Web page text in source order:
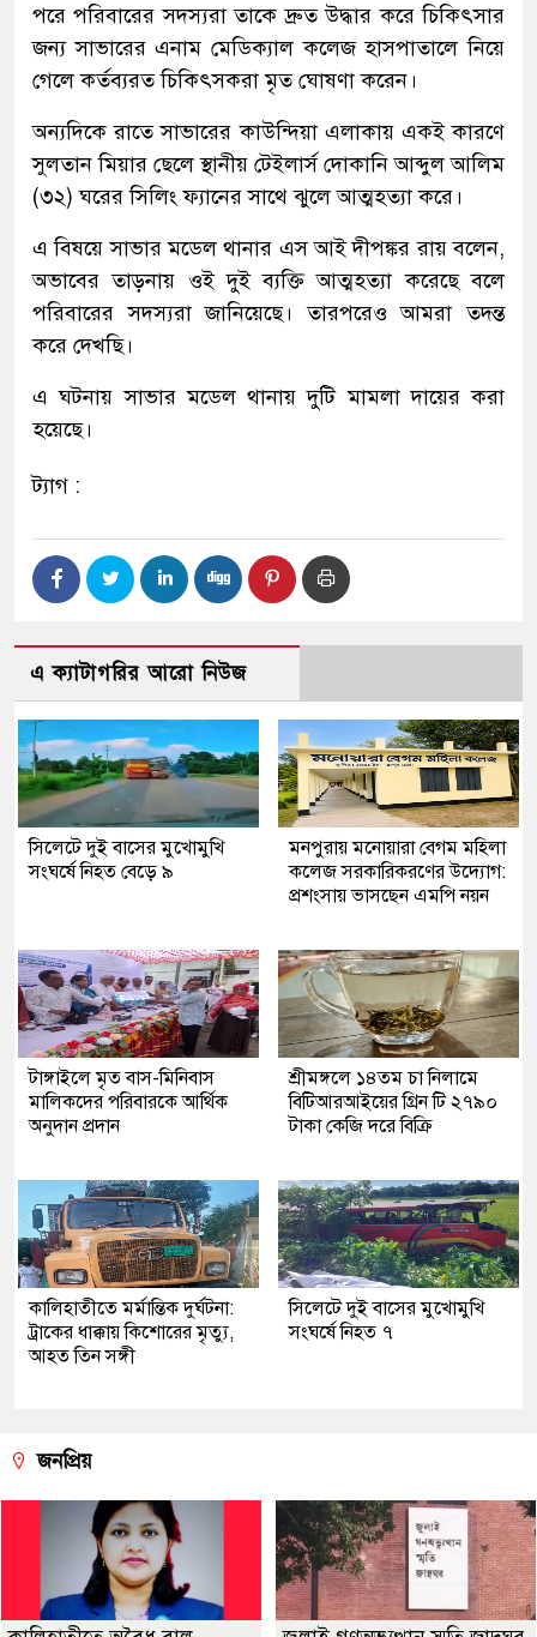
পরে পরিবারের সদস্যরা তাকে দ্রুত উদ্ধার করে চিকিৎসার
জন্য সাভারের এনাম মেডিক্যাল কলেজ হাসপাতালে নিয়ে
গেলে কর্তব্যরত চিকিৎসকরা মৃত ঘোষণা করেন।
অন্যদিকে রাতে সাভারের কাউন্দিয়া এলাকায় একই কারণে
সুলতান মিয়ার ছেলে স্থানীয় টেইলার্স দোকানি আব্দুল আলিম
(৩২) ঘরের সিলিং ফ্যানের সাথে ঝুলে আত্মহত্যা করে।
এ বিষয়ে সাভার মডেল থানার এস আই দীপঙ্কর রায় বলেন,
অভাবের তাড়নায় ওই দুই ব্যক্তি আত্মহত্যা করেছে বলে
পরিবারের সদস্যরা জানিয়েছে। তারপরেও আমরা তদন্ত
করে দেখছি।
এ ঘটনায় সাভার মডেল থানায় দুটি মামলা দায়ের করা
হয়েছে।
ট্যাগ :
এ ক্যাটাগরির আরো নিউজ
সিলেটে দুই বাসের মুখোমুখি
সংঘর্ষে নিহত বেড়ে ৯
মনপুরায় মনোয়ারা বেগম মহিলা
কলেজ সরকারিকরণের উদ্যোগ:
প্রশংসায় ভাসছেন এমপি নয়ন
টাঙ্গাইলে মৃত বাস-মিনিবাস
মালিকদের পরিবারকে আর্থিক
অনুদান প্রদান
শ্রীমঙ্গলে ১৪তম চা নিলামে
বিটিআরআইয়ের গ্রিন টি ২৭৯০
টাকা কেজি দরে বিক্রি
কালিহাতীতে মর্মান্তিক দুর্ঘটনা:
ট্রাকের ধাক্কায় কিশোরের মৃত্যু,
আহত তিন সঙ্গী
সিলেটে দুই বাসের মুখোমুখি
সংঘর্ষে নিহত ৭
জনপ্রিয়